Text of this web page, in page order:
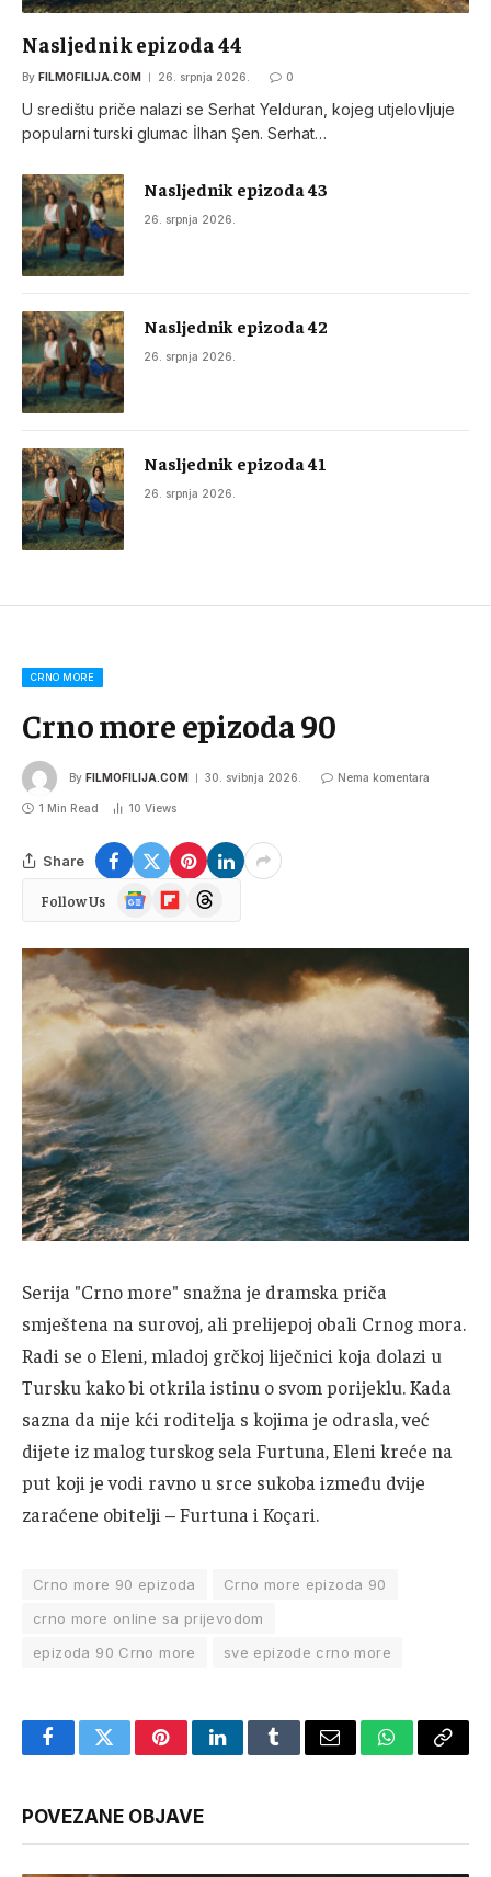
Nasljednik epizoda 44
By FILMOFILIJA.COM 26. srpnja 2026. 0
U središtu priče nalazi se Serhat Yelduran, kojeg utjelovljuje
popularni turski glumac İlhan Şen. Serhat…
Nasljednik epizoda 43
26. srpnja 2026.
Nasljednik epizoda 42
26. srpnja 2026.
Nasljednik epizoda 41
26. srpnja 2026.
CRNO MORE
Crno more epizoda 90
By FILMOFILIJA.COM 30. svibnja 2026. Nema komentara
1 Min Read 10 Views
Share
Follow Us
Google
News
FlipboardThreads
Serija "Crno more" snažna je dramska priča
smještena na surovoj, ali prelijepoj obali Crnog mora.
Radi se o Eleni, mladoj grčkoj liječnici koja dolazi u
Tursku kako bi otkrila istinu o svom porijeklu. Kada
sazna da nije kći roditelja s kojima je odrasla, već
dijete iz malog turskog sela Furtuna, Eleni kreće na
put koji je vodi ravno u srce sukoba između dvije
zaraćene obitelji – Furtuna i Koçari.
Crno more 90 epizoda
Crno more epizoda 90
crno more online sa prijevodom
epizoda 90 Crno more
sve epizode crno more
FacebookTwitterPinterestLinkedInTumblrEmail WhatsApp
Copy
POVEZANE OBJAVE